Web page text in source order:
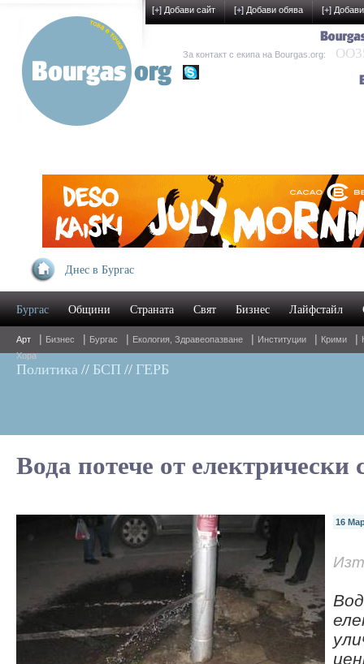
Днес в Бургас
Бургас Общини Страната Свят Бизнес Лайфстайл
Арт | Бизнес | Бургас | Екология, Здравеопазване | Институции | Крими |
Хора
Политика // БСП // ГЕРБ
Вода потече от електрически
16
[+] Добави сайт [+] Добави обява [+]
За контакт с екипа на Bourgas.org: